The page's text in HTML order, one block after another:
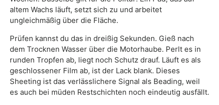
altem Wachs läuft, setzt sich zu und arbeitet
ungleichmäßig über die Fläche.
Prüfen kannst du das in dreißig Sekunden. Gieß nach
dem Trocknen Wasser über die Motorhaube. Perlt es in
runden Tropfen ab, liegt noch Schutz drauf. Läuft es als
geschlossener Film ab, ist der Lack blank. Dieses
Sheeting ist das verlässlichere Signal als Beading, weil
es auch bei müden Restschichten noch eindeutig ausfällt.